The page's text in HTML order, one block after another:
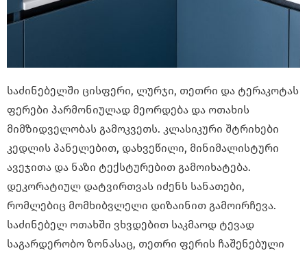
საძინებელში ცისფერი, ლურჯი, თეთრი და ტერაკოტას
ფერები ჰარმონიულად მეორდება და ოთახის
მიმზიდველობას გამოკვეთს. კლასიკური შტრიხები
კედლის პანელებით, დახვეწილი, მინიმალისტური
ავეჯითა და ნაზი ტექსტურებით გამოიხატება.
დეკორატიულ დატვირთვას იძენს სანათები,
რომლებიც მომხიბვლელი დიზაინით გამოირჩევა.
საძინებელ ოთახში ვხვდებით საკმაოდ ტევად
საგარდერობო ზონასაც, თეთრი ფერის ჩაშენებული